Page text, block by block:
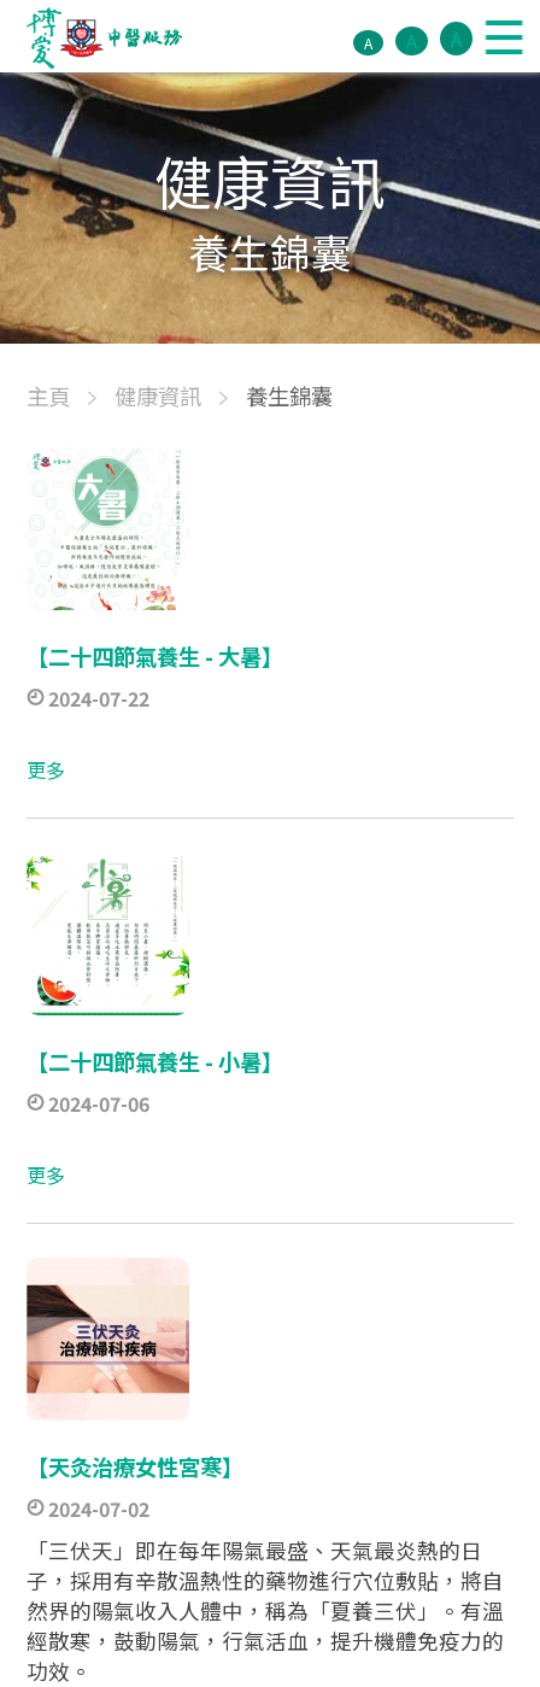
A A A
健康資訊
養生錦囊
主頁 健康資訊 養生錦囊
【二十四節氣養生 - 大暑】​
2024-07-22
更多
【二十四節氣養生 - 小暑】​
2024-07-06
更多
【天灸治療女性宮寒】​ ​
2024-07-02
「三伏天」即在每年陽氣最盛、天氣最炎熱的日
子，採用有辛散溫熱性的藥物進行穴位敷貼，將自
然界的陽氣收入人體中，稱為「夏養三伏」。有溫
經散寒，鼓動陽氣，行氣活血，提升機體免疫力的
功效。​